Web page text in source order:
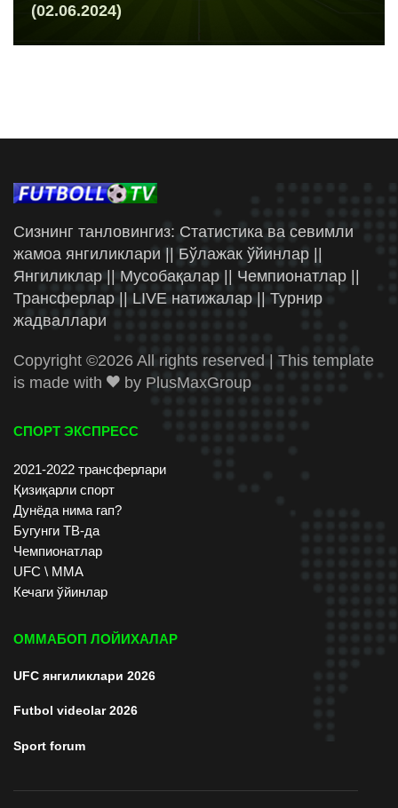
(02.06.2024)
Сизнинг танловингиз: Статистика ва севимли
жамоа янгиликлари || Бўлажак ўйинлар ||
Янгиликлар || Мусобақалар || Чемпионатлар ||
Трансферлар || LIVE натижалар || Турнир
жадваллари
Copyright ©2026 All rights reserved | This template
is made with
by PlusMaxGroup
СПОРТ ЭКСПРЕСС
2021-2022 трансферлари
Қизиқарли спорт
Дунёда нима гап?
Бугунги ТВ-да
Чемпионатлар
UFC \ ММА
Кечаги ўйинлар
ОММАБОП ЛОЙИХАЛАР
UFC янгиликлари 2026
Futbol videolar 2026
Sport forum